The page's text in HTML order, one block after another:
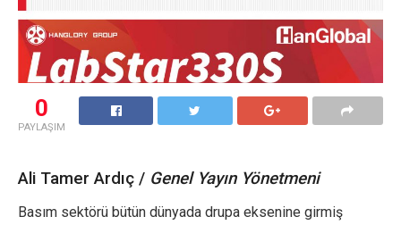
0
PAYLAŞIM
Ali Tamer Ardıç / Genel Yayın Yönetmeni
Basım sektörü bütün dünyada drupa eksenine girmiş